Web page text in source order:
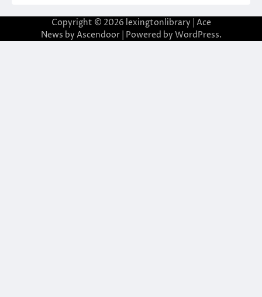
Copyright © 2026 lexingtonlibrary | Ace
News by Ascendoor| Powered by WordPress.